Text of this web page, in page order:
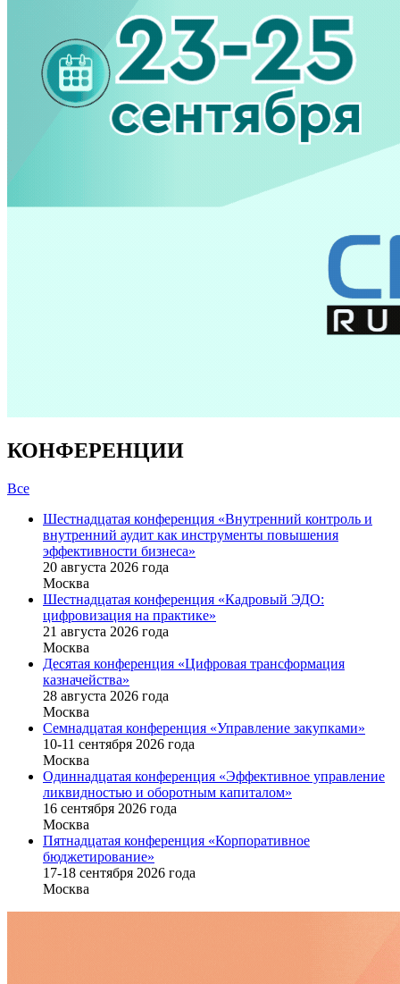
КОНФЕРЕНЦИИ
Все
Шестнадцатая конференция «Внутренний контроль и
внутренний аудит как инструменты повышения
эффективности бизнеса»
20 августа 2026 года
Москва
Шестнадцатая конференция «Кадровый ЭДО:
цифровизация на практике»
21 августа 2026 года
Москва
Десятая конференция «Цифровая трансформация
казначейства»
28 августа 2026 года
Москва
Семнадцатая конференция «Управление закупками»
10-11 сентября 2026 года
Москва
Одиннадцатая конференция «Эффективное управление
ликвидностью и оборотным капиталом»
16 cентября 2026 года
Москва
Пятнадцатая конференция «Корпоративное
бюджетирование»
17-18 сентября 2026 года
Москва